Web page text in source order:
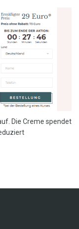
Die Creme spendet